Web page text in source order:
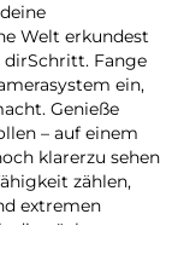
Welt erkundest
Fange
ein,
Genieße
– auf einem
klarerzu sehen
zählen,
extremen
nächste